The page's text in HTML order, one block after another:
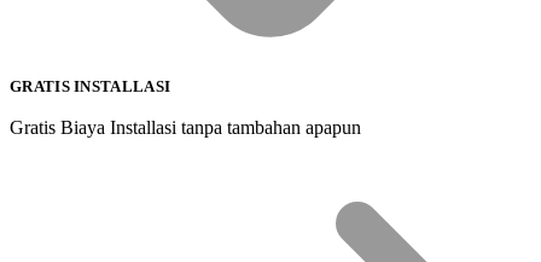
GRATIS INSTALLASI
Gratis Biaya Installasi tanpa tambahan apapun